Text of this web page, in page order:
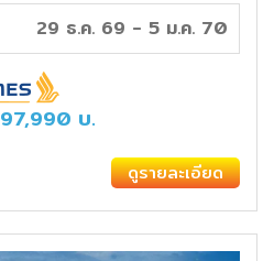
29 ธ.ค. 69 - 5 ม.ค. 70
97,990 บ.
ดูรายละเอียด